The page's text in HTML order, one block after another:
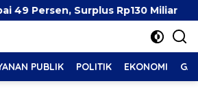
Persen, Surplus Rp130 Miliar
PUBLIK POLITIK EKONOMI